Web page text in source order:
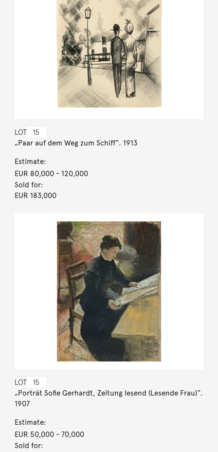
LOT 15
„Paar auf dem Weg zum Schiff“. 1913
Estimate:
EUR 80,000- 120,000
Sold for:
EUR 183,000
LOT 15
„Porträt Sofie Gerhardt, Zeitung lesend (Lesende Frau)“.
1907
Estimate:
EUR 50,000- 70,000
Sold for: